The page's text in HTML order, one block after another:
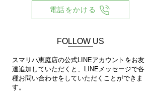
電話をかける
​FOLLOW US
​スマリハ恵庭店の公式LINEアカウントをお友
達追加していただくと、LINEメッセージで各
種お問い合わせをしていただくことができま
す。